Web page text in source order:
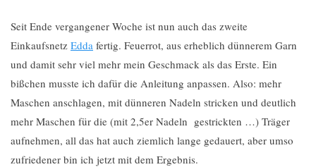
Seit Ende vergangener Woche ist nun auch das zweite
Einkaufsnetz Edda fertig. Feuerrot, aus erheblich dünnerem Garn
und damit sehr viel mehr mein Geschmack als das Erste. Ein
bißchen musste ich dafür die Anleitung anpassen. Also: mehr
Maschen anschlagen, mit dünneren Nadeln stricken und deutlich
mehr Maschen für die (mit 2,5er Nadeln gestrickten …) Träger
aufnehmen, all das hat auch ziemlich lange gedauert, aber umso
zufriedener bin ich jetzt mit dem Ergebnis.